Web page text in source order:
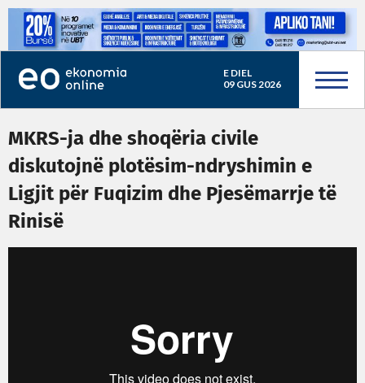
E DIEL
09 GUS 2026
MKRS-ja dhe shoqëria civile
diskutojnë plotësim-ndryshimin e
Ligjit për Fuqizim dhe Pjesëmarrje të
Rinisë